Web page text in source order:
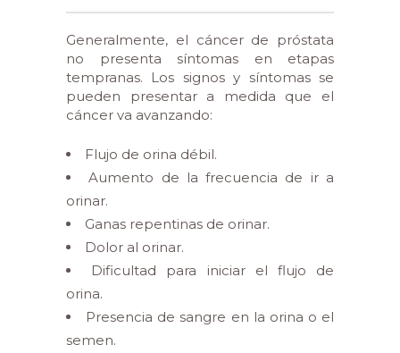
Generalmente, el cáncer de próstata
no presenta síntomas en etapas
tempranas. Los signos y síntomas se
pueden presentar a medida que el
cáncer va avanzando:
Flujo de orina débil.
Aumento de la frecuencia de ir a
orinar.
Ganas repentinas de orinar.
Dolor al orinar.
Dificultad para iniciar el flujo de
orina.
Presencia de sangre en la orina o el
semen.